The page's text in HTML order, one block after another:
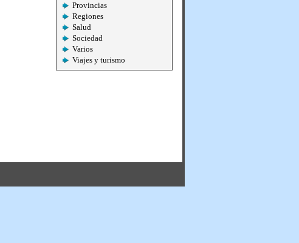
Provincias
Regiones
Salud
Sociedad
Varios
Viajes y turismo